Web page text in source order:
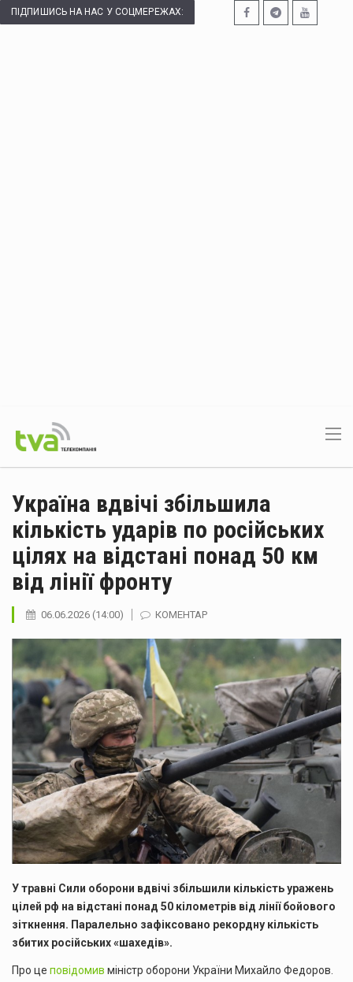
ПІДПИШИСЬ НА НАС У СОЦМЕРЕЖАХ:
Україна вдвічі збільшила
кількість ударів по російських
цілях на відстані понад 50 км
від лінії фронту
06.06.2026 (14:00) КОМЕНТАР
У травні Сили оборони вдвічі збільшили кількість уражень
цілей рф на відстані понад 50 кілометрів від лінії бойового
зіткнення. Паралельно зафіксовано рекордну кількість
збитих російських «шахедів».
Про це повідомив міністр оборони України Михайло Федоров.